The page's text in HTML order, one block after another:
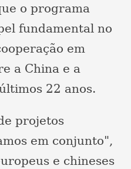
o programa
fundamental no
em
a China e a
22 anos.
projetos
em conjunto",
e chineses